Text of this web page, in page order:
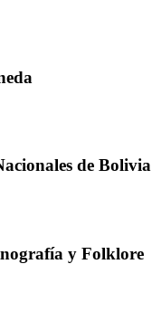
de Bolivia
y Folklore